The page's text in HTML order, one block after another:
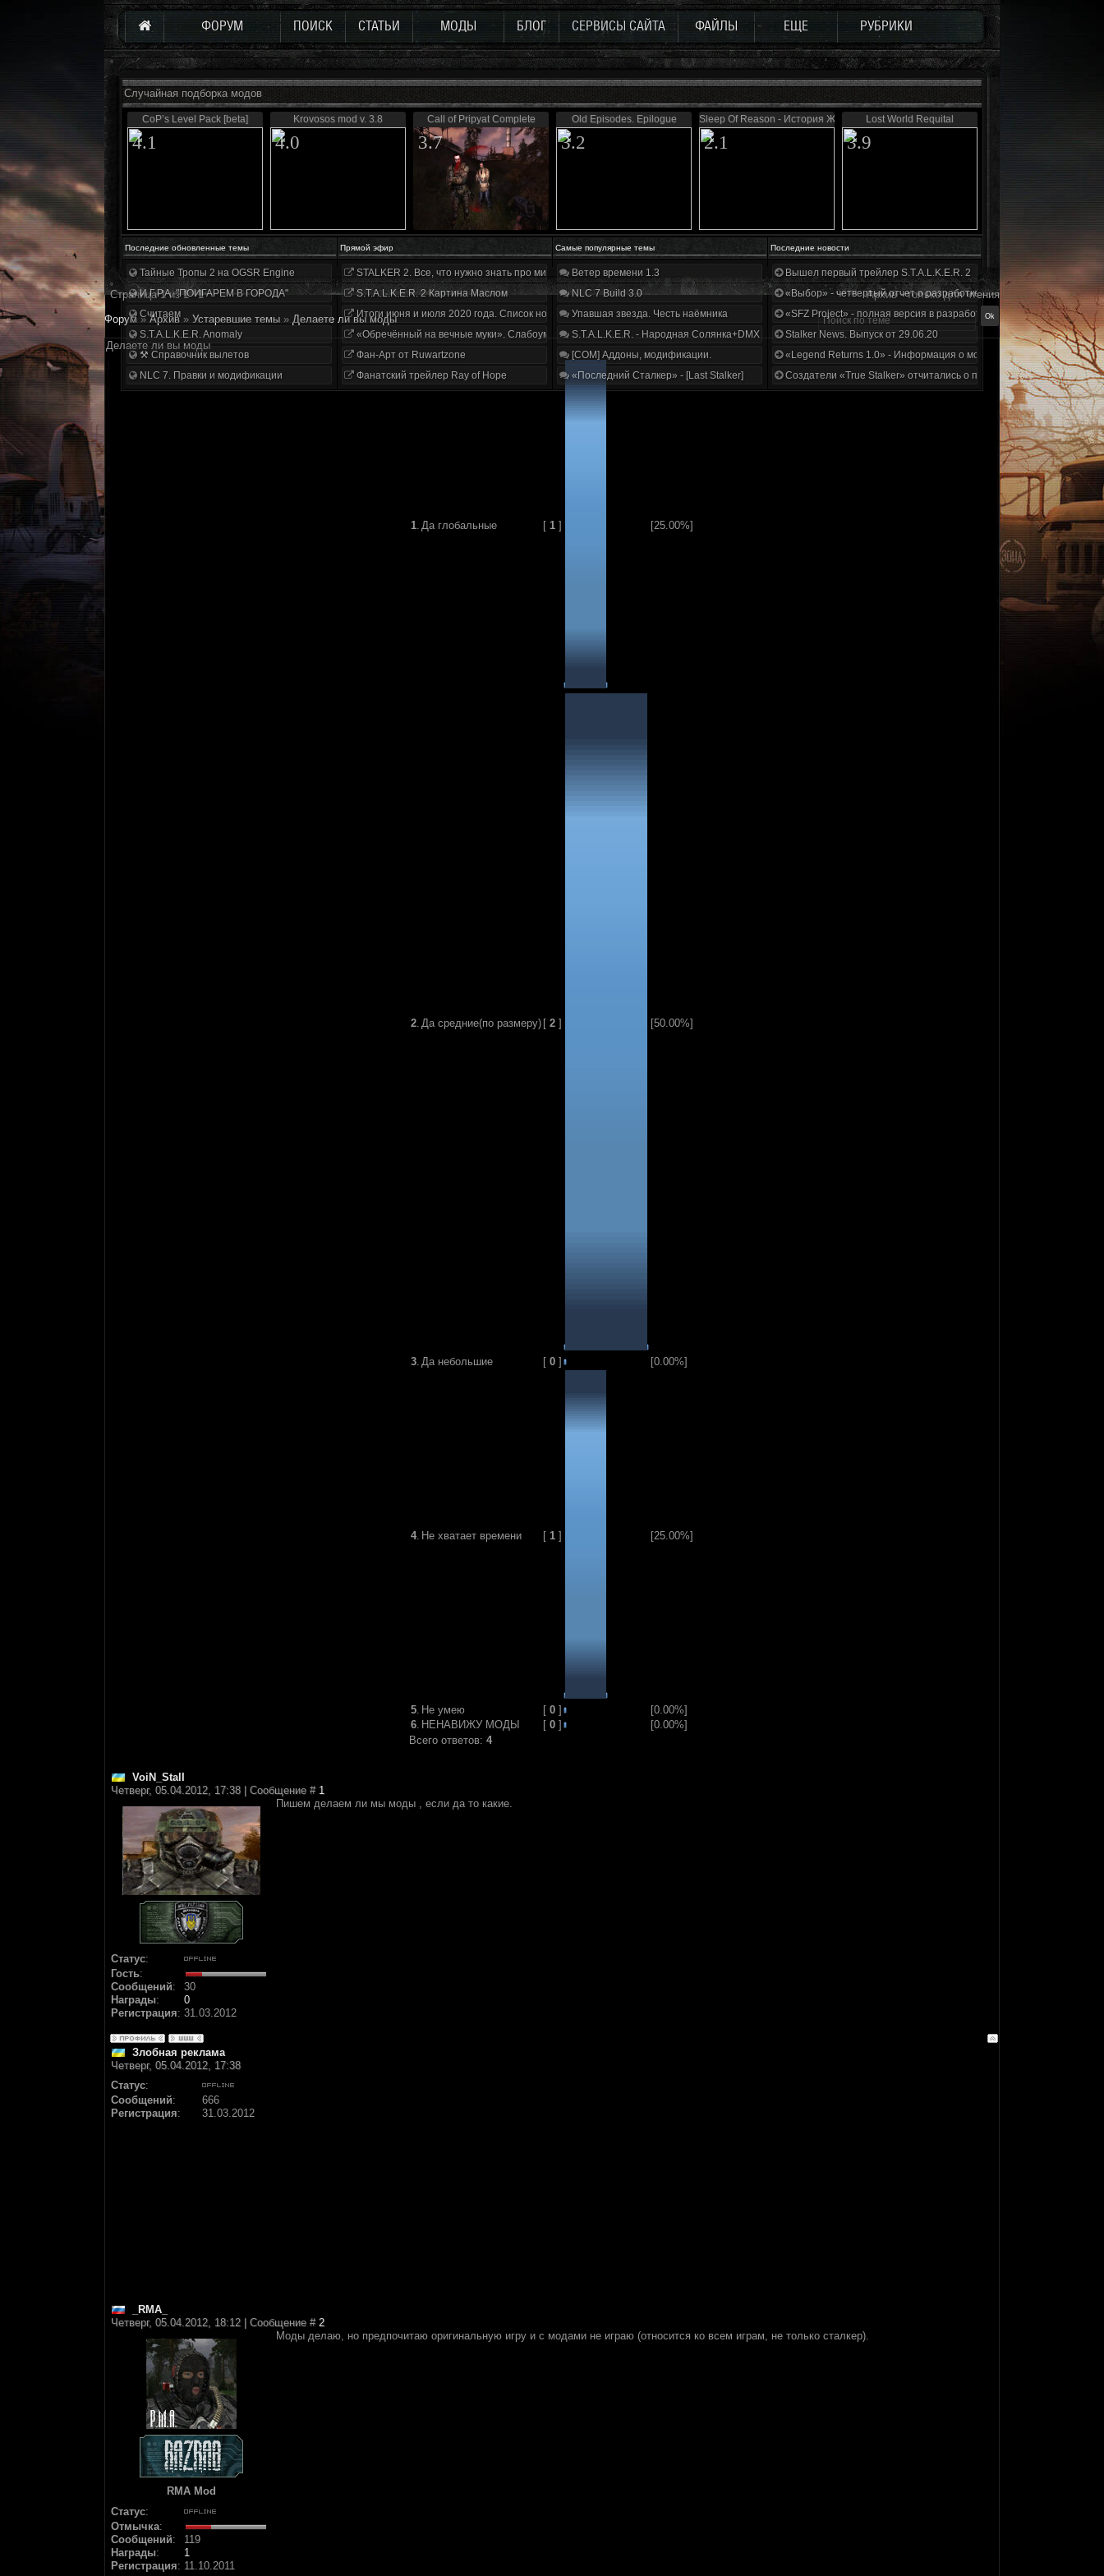
ФОРУМ ПОИСК СТАТЬИ МОДЫ БЛОГ СЕРВИСЫ САЙТА ФАЙЛЫ ЕЩЕ РУБРИКИ
Случайная подборка модов
CoP’s Level Pack [beta]
4.1
Krovosos mod v. 3.8
4.0
Call of Pripyat Complete
3.7
Old Episodes. Epilogue
3.2
Sleep Of Reason - История Журналиста
2.1
Lost World Requital
3.9
Последние обновленные темы Прямой эфир Самые популярные темы Последние новости
Тайные Тропы 2 на OGSR Engine
И.Г.Р.А. "ПОИГАРЕМ В ГОРОДА"
Считаем
S.T.A.L.K.E.R. Anomaly
⚒ Справочник вылетов
NLC 7. Правки и модификации
STALKER 2. Все, что нужно знать про мир, геймплей и сюжет | Разбор трейлера
S.T.A.L.K.E.R. 2 Картина Маслом
Итоги июня и июля 2020 года. Список нововведений
«Обречённый на вечные муки». Слабоумие и отвага
Фан-Арт от Ruwartzone
Фанатский трейлер Ray of Hope
Ветер времени 1.3
NLC 7 Build 3.0
Упавшая звезда. Честь наёмника
S.T.A.L.K.E.R. - Народная Солянка+DMX 1.3.5.ООП.МА.К.
[COM] Аддоны, модификации.
«Последний Сталкер» - [Last Stalker]
Вышел первый трейлер S.T.A.L.K.E.R. 2
«Выбор» - четвертый отчет о разработке!
«SFZ Project» - полная версия в разработке!
Stalker News. Выпуск от 29.06.20
«Legend Returns 1.0» - Информация о моде за июнь 2020
Создатели «True Stalker» отчитались о проделанной работе
Страница1из1 1
Архив - только для чтения
Форум » Архив » Устаревшие темы » Делаете ли вы моды
Делаете ли вы моды
1. Да глобальные [ 1 ] [25.00%]
2. Да средние(по размеру) [ 2 ] [50.00%]
3. Да небольшие [ 0 ] [0.00%]
4. Не хватает времени [ 1 ] [25.00%]
5. Не умею [ 0 ]
[0.00%]
6. НЕНАВИЖУ МОДЫ [ 0 ]
[0.00%]
Всего ответов: 4
VoiN_StalI
Четверг, 05.04.2012, 17:38 | Сообщение # 1
Статус:
Гость:
Сообщений:
30
Награды:
0
Регистрация: 31.03.2012
Пишем делаем ли мы моды , если да то какие.
Злобная реклама
Четверг, 05.04.2012, 17:38
Статус:
Сообщений:
666
Регистрация: 31.03.2012
_RMA_
Четверг, 05.04.2012, 18:12 | Сообщение # 2
RMA Mod
Статус:
Отмычка:
Сообщений:
119
Награды:
1
Регистрация: 11.10.2011
Моды делаю, но предпочитаю оригинальную игру и с модами не играю (относится ко всем играм, не только сталкер).